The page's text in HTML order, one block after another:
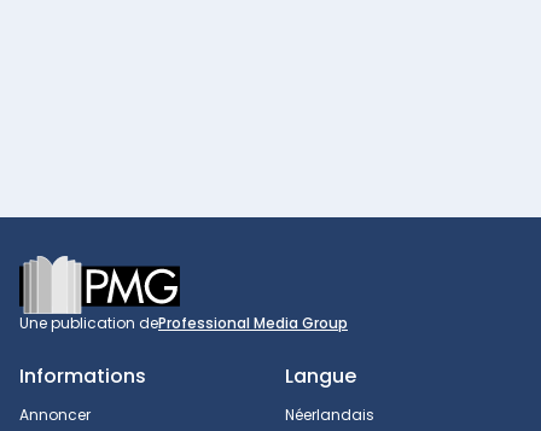
Footer
Une publication deProfessional Media Group
Informations
Annoncer
Langue
Néerlandais